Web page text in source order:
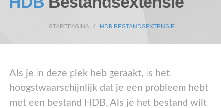
STARTPAGINA HDB BESTANDSEXTENSIE
Als je in deze plek heb geraakt, is het
hoogstwaarschijnlijk dat je een probleem hebt
met een bestand HDB. Als je het bestand wilt